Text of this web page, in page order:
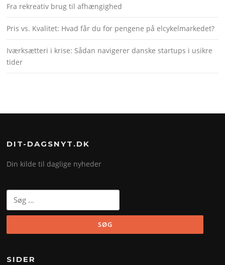
Fra rekreativ brug til afhængighed
Pris vs. Kvalitet: Hvad får du for pengene på elcykelmarkedet?
Iværksætteri i krise: Sådan navigerer danske startups i usikre
tider
DIT-DAGSNYT.DK
Din kilde til daglige nyheder
efter:
SIDER